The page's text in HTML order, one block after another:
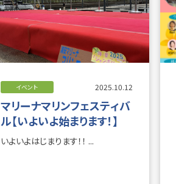
イベント 2025.10.12
マリーナマリンフェスティバ
ル【いよいよ始まります！】
いよいよはじまります！！ ...